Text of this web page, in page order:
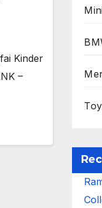
Kinder
–